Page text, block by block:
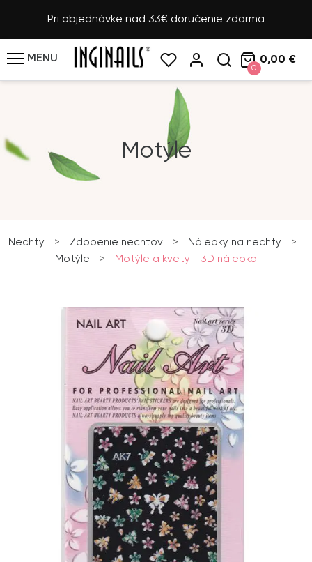
Pri objednávke nad 33€ doručenie zdarma
MENU
0
0,00 €
Motýle
Nechty > Zdobenie nechtov > Nálepky na nechty
>
Motýle
> Motýle a kvety - 3D nálepka